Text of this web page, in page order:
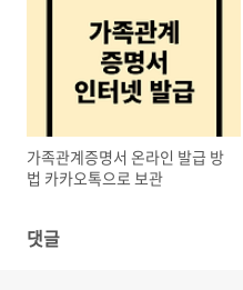
가족관계증명서 온라인 발급 방
법 카카오톡으로 보관
댓글